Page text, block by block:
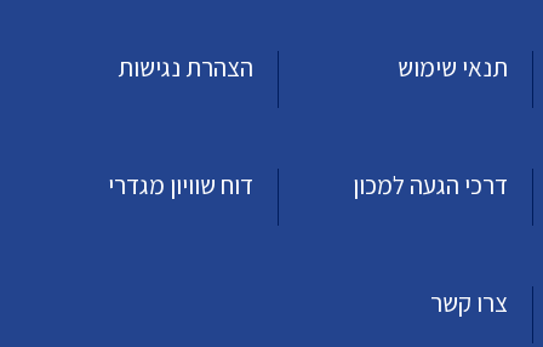
תנאי שימוש הצהרת נגישות
דרכי הגעה למכון דוח שוויון מגדרי
צרו קשר